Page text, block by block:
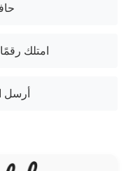
امتلك
أرسل